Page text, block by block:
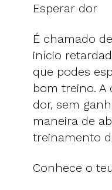
Esperar dor
É chamado
início
que podes
bom treino. A
dor, sem
maneira de
treinamento
Conhece o